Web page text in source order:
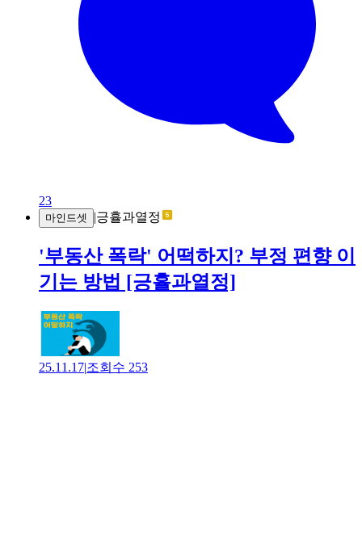
23
마인드셋 |긍휼과열정
'부동산 폭락' 어떡하지? 부정 편향 이
기는 방법 [긍휼과열정]
25.11.17|조회수 253